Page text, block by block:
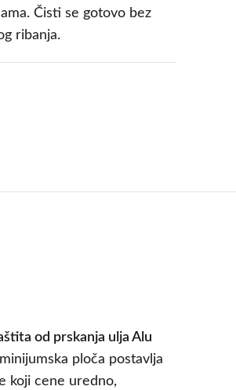
Čisti se gotovo bez
ribanja.
od prskanja ulja Alu
ploča postavlja
koji cene uredno,